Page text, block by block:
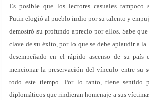
Es posible que los lectores casuales tampoco
Putin elogió al pueblo indio por su talento y
demostró su profundo aprecio por ellos. Sabe
clave de su éxito, por lo que se debe aplaudir a
desempeñado en el rápido ascenso de su
mencionar la preservación del vínculo entre su
todo este tiempo. Por lo tanto, tiene sentido
diplomáticos que rindieran homenaje a sus